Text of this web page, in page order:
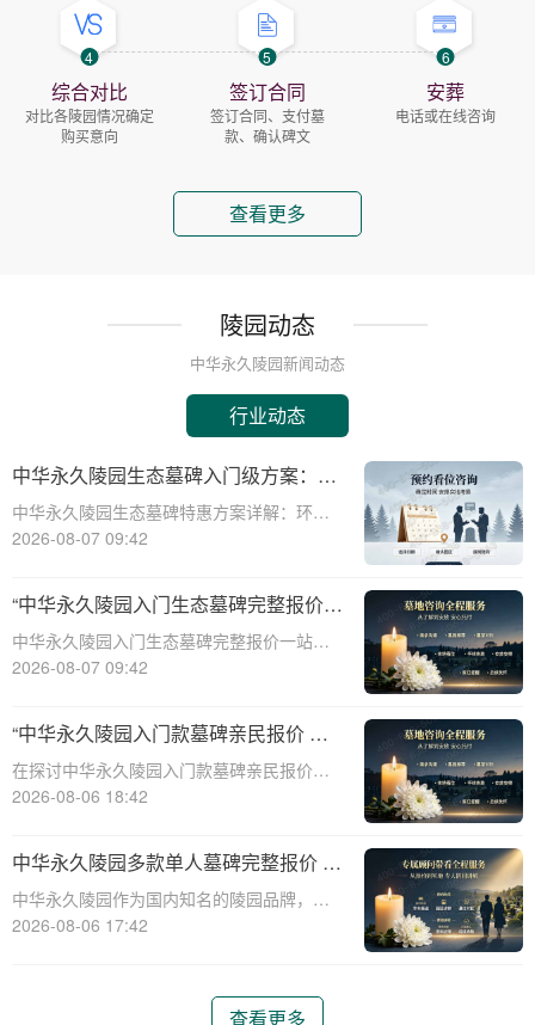
4
综合对比
对比各陵园情况确定
购买意向
5
签订合同
签订合同、支付墓
款、确认碑文
6
安葬
电话或在线咨询
查看更多
陵园动态
中华永久陵园新闻动态
行业动态
中华永久陵园生态墓碑入门级方案：完
整报价与一站式服务打包特惠解析
中华永久陵园生态墓碑特惠方案详解：环
保、经济、个性化选择☎ 中华永久陵园电
提升，选择一个环保且经济的陵园及墓碑成
为许多家庭的考虑。中华永久陵园，作
2026-08-07 09:42
“中华永久陵园入门生态墓碑完整报价
一站式服务打包特惠详解”
中华永久陵园入门生态墓碑完整报价一站式
服务打包特惠详解☎ 中华永久陵园电话:400-
之一，一直致力于提供高品质、个性化的墓
碑服务。生态墓碑作为一种环保、
2026-08-07 09:42
“中华永久陵园入门款墓碑亲民报价 一
次性付清享折上折：超值优惠与便捷选
择的完美结合”
在探讨中华永久陵园入门款墓碑亲民报价这
一主题时，我们首先需要理解墓碑选择的重
对逝者的纪念，也是对生者情感的寄托。因
此，选择一款既符合预算又具有纪念意义的
墓碑显得尤
2026-08-06 18:42
中华永久陵园多款单人墓碑完整报价 淡
季下单直降数千元详解
中华永久陵园作为国内知名的陵园品牌，提
供多种单人墓碑选择，满足不同客户的需
元的优惠政策，帮助消费者做出明智的选
2026-08-06 17:42
查看更多